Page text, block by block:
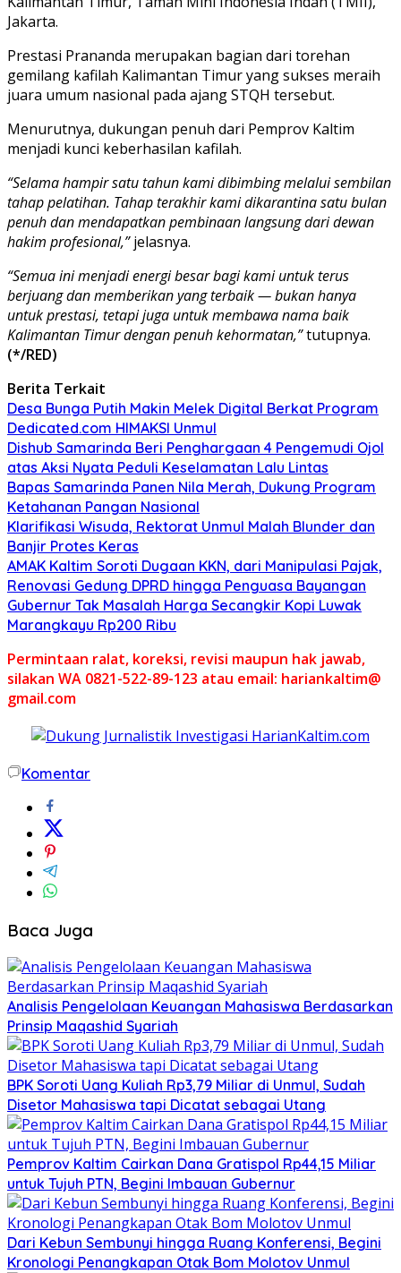
Jakarta.
Prestasi Prananda merupakan bagian dari torehan
gemilang kafilah Kalimantan Timur yang sukses meraih
juara umum nasional pada ajang STQH tersebut.
Menurutnya, dukungan penuh dari Pemprov Kaltim
menjadi kunci keberhasilan kafilah.
“Selama hampir satu tahun kami dibimbing melalui sembilan
tahap pelatihan. Tahap terakhir kami dikarantina satu bulan
penuh dan mendapatkan pembinaan langsung dari dewan
hakim profesional,”jelasnya.
“Semua ini menjadi energi besar bagi kami untuk terus
berjuang dan memberikan yang terbaik — bukan hanya
untuk prestasi, tetapi juga untuk membawa nama baik
Kalimantan Timur dengan penuh kehormatan,”tutupnya.
(*/RED)
Berita Terkait
Desa Bunga Putih Makin Melek Digital Berkat Program
Dedicated.com HIMAKSI Unmul
Dishub Samarinda Beri Penghargaan 4 Pengemudi Ojol
atas Aksi Nyata Peduli Keselamatan Lalu Lintas
Bapas Samarinda Panen Nila Merah, Dukung Program
Ketahanan Pangan Nasional
Klarifikasi Wisuda, Rektorat Unmul Malah Blunder dan
Banjir Protes Keras
AMAK Kaltim Soroti Dugaan KKN, dari Manipulasi Pajak,
Renovasi Gedung DPRD hingga Penguasa Bayangan
Gubernur Tak Masalah Harga Secangkir Kopi Luwak
Marangkayu Rp200 Ribu
Permintaan ralat, koreksi, revisi maupun hak jawab,
silakan WA 0821-522-89-123 atau email: hariankaltim@
gmail.com
Komentar
Baca Juga
Analisis Pengelolaan Keuangan Mahasiswa Berdasarkan
Prinsip Maqashid Syariah
BPK Soroti Uang Kuliah Rp3,79 Miliar di Unmul, Sudah
Disetor Mahasiswa tapi Dicatat sebagai Utang
Pemprov Kaltim Cairkan Dana Gratispol Rp44,15 Miliar
untuk Tujuh PTN, Begini Imbauan Gubernur
Dari Kebun Sembunyi hingga Ruang Konferensi, Begini
Kronologi Penangkapan Otak Bom Molotov Unmul